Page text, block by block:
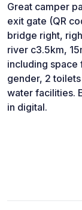
Great camper
exit gate (QR
bridge right,
river c3.5km,
including space
gender, 2
water facilities.
in digital.